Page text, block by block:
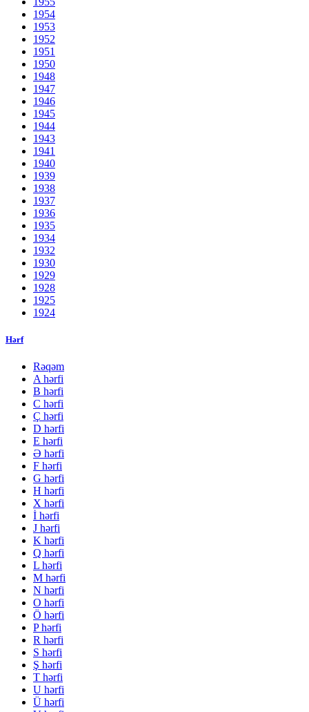
1954
1953
1952
1951
1950
1948
1947
1946
1945
1944
1943
1941
1940
1939
1938
1937
1936
1935
1934
1932
1930
1929
1928
1925
1924
Hərf
Rəqəm
A hərfi
B hərfi
C hərfi
Ç hərfi
D hərfi
E hərfi
Ə hərfi
F hərfi
G hərfi
H hərfi
X hərfi
İ hərfi
J hərfi
K hərfi
Q hərfi
L hərfi
M hərfi
N hərfi
O hərfi
Ö hərfi
P hərfi
R hərfi
S hərfi
Ş hərfi
T hərfi
U hərfi
Ü hərfi